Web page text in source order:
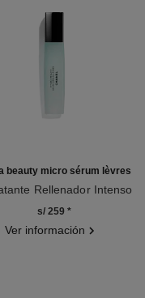
beauty micro sérum lèvres
Rellenador Intenso
s/ 259 *
Ver información